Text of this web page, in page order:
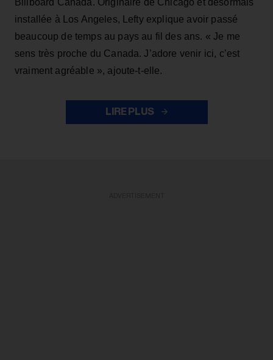
Billboard Canada. Originaire de Chicago et désormais
installée à Los Angeles, Lefty explique avoir passé
beaucoup de temps au pays au fil des ans. « Je me
sens très proche du Canada. J’adore venir ici, c’est
vraiment agréable », ajoute-t-elle.
LIRE PLUS